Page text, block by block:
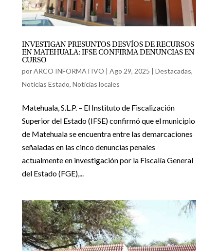
INVESTIGAN PRESUNTOS DESVÍOS DE RECURSOS
EN MATEHUALA: IFSE CONFIRMA DENUNCIAS EN
CURSO
porARCO INFORMATIVO | Ago 29, 2025 | Destacadas,
Noticias Estado, Noticias locales
Matehuala, S.L.P. – El Instituto de Fiscalización
Superior del Estado (IFSE) confirmó que el municipio
de Matehuala se encuentra entre las demarcaciones
señaladas en las cinco denuncias penales
actualmente en investigación por la Fiscalía General
del Estado (FGE),...